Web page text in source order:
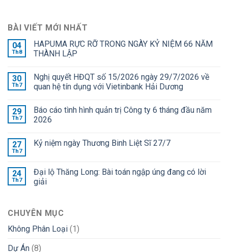
BÀI VIẾT MỚI NHẤT
04
Th8
HAPUMA RỰC RỠ TRONG NGÀY KỶ NIỆM 66 NĂM
THÀNH LẬP
30
Th7
Nghị quyết HĐQT số 15/2026 ngày 29/7/2026 về
quan hệ tín dụng với Vietinbank Hải Dương
29
Th7
Báo cáo tình hình quản trị Công ty 6 tháng đầu năm
2026
27
Th7
Kỷ niệm ngày Thương Binh Liệt Sĩ 27/7
24
Th7
Đại lộ Thăng Long: Bài toán ngập úng đang có lời
giải
CHUYÊN MỤC
Không Phân Loại (1)
Dự Án (8)